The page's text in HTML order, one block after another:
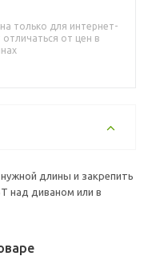
только для интернет-
от цен в
длины и закрепить
над диваном или в